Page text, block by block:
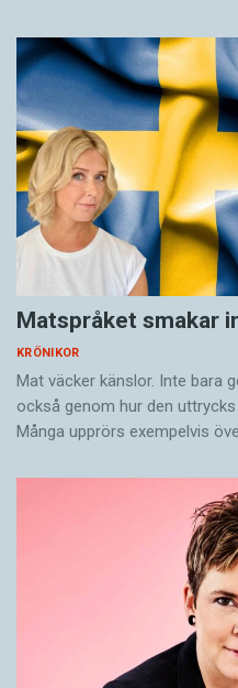
Matspråket smakar
KRÖNIKOR
Mat väcker känslor. Inte bara
också genom hur den
Många upprörs exempelvis